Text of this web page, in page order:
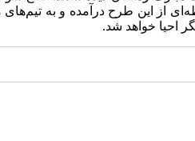
از این طرح درآمده و به
احیا خواهد شد.